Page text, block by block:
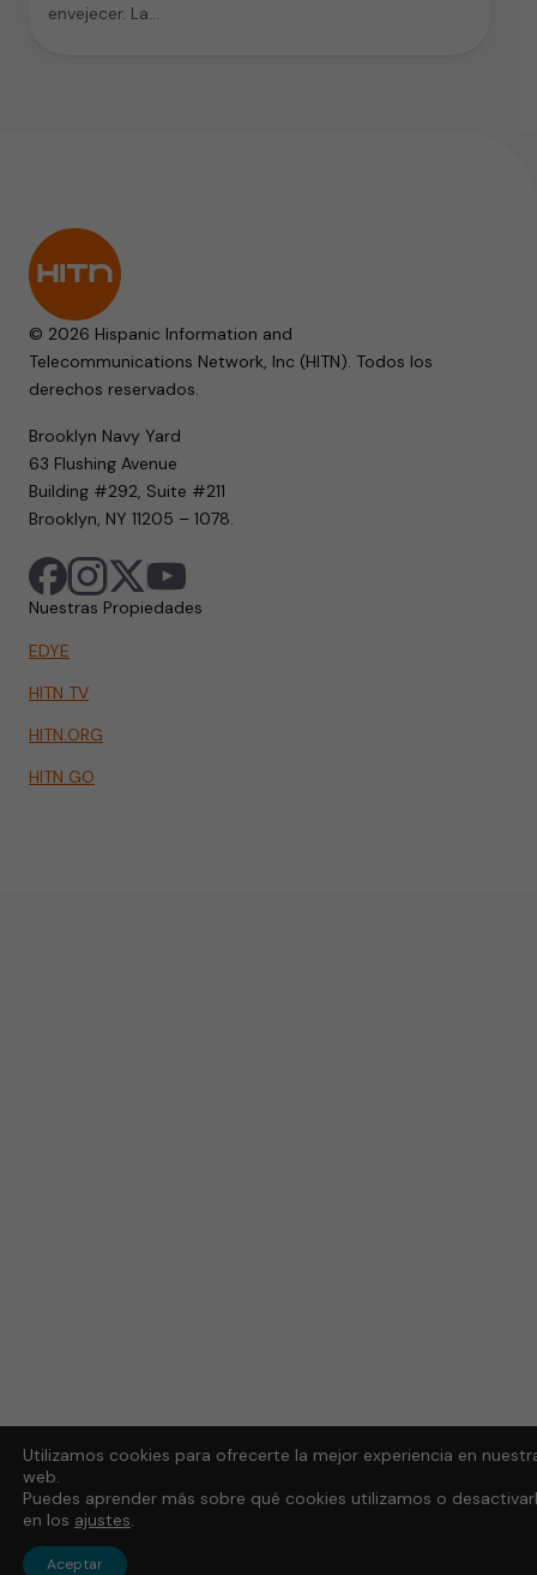
envejecer. La…
© 2026 Hispanic Information and
Telecommunications Network, Inc (HITN). Todos los
derechos reservados.
Brooklyn Navy Yard
63 Flushing Avenue
Building #292, Suite #211
Brooklyn, NY 11205 – 1078.
Nuestras Propiedades
EDYE
HITN TV
HITN.ORG
HITN GO
Utilizamos cookies para ofrecerte la mejor experiencia en
web.
Puedes aprender más sobre qué cookies utilizamos o
en los ajustes.
Aceptar